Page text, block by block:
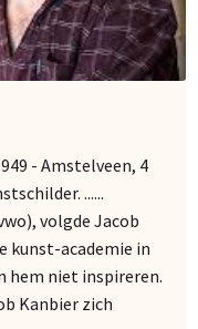
- Amstelveen, 4
......
volgde Jacob
kunst-academie in
hem niet inspireren.
Kanbier zich